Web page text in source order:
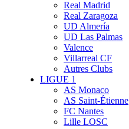
Real Madrid
Real Zaragoza
UD Almería
UD Las Palmas
Valence
Villarreal CF
Autres Clubs
LIGUE 1
AS Monaco
AS Saint-Étienne
FC Nantes
Lille LOSC